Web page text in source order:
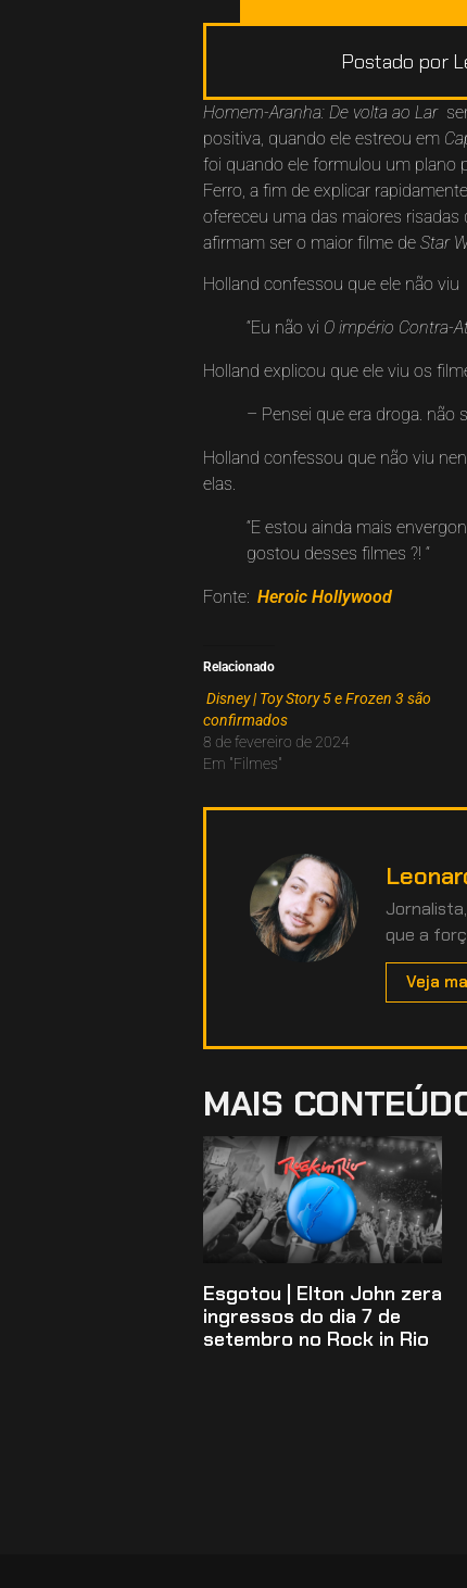
Postado por
Homem-Aranha: De volta ao Lar
positiva, quando ele estreou em
foi quando ele formulou um plano
Ferro, a fim de explicar
ofereceu uma das maiores
afirmam ser o maior filme de Star
Holland confessou que ele não viu
“Eu não vi O império Contra-
Holland explicou que ele viu os
– Pensei que era droga. não
Holland confessou que não viu
elas.
“E estou ainda mais
gostou desses filmes ?! “
Fonte: Heroic Hollywood
Relacionado
Disney | Toy Story 5 e Frozen 3 são
confirmados
8 de fevereiro de 2024
Em "Filmes"
que a
Veja
MAIS
Esgotou | Elton John zera
ingressos do dia 7 de
setembro no Rock in Rio